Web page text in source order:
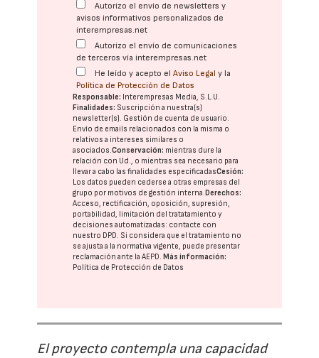
Autorizo el envío de newsletters y
avisos informativos personalizados de
interempresas.net
Autorizo el envío de comunicaciones
de terceros vía interempresas.net
He leído y acepto elAviso Legal y la
Política de Protección de Datos
Responsable: Interempresas Media, S.L.U.
Finalidades: Suscripción a nuestra(s)
newsletter(s). Gestión de cuenta de usuario.
Envío de emails relacionados con la misma o
relativos a intereses similares o
asociados.Conservación: mientras dure la
relación con Ud., o mientras sea necesario para
llevar a cabo las finalidades especificadasCesión:
Los datos pueden cederse a otras empresas del
grupo por motivos de gestión interna. Derechos:
Acceso, rectificación, oposición, supresión,
portabilidad, limitación del tratatamiento y
decisiones automatizadas: contacte con
nuestro DPD. Si considera que el tratamiento no
se ajusta a la normativa vigente, puede presentar
reclamación ante laAEPD. Más información:
Política de Protección de Datos
El proyecto contempla una capacidad